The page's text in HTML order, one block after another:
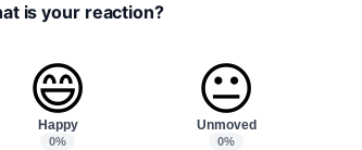
is your reaction?
😄
Happy
0%
😐
Unmoved
0%